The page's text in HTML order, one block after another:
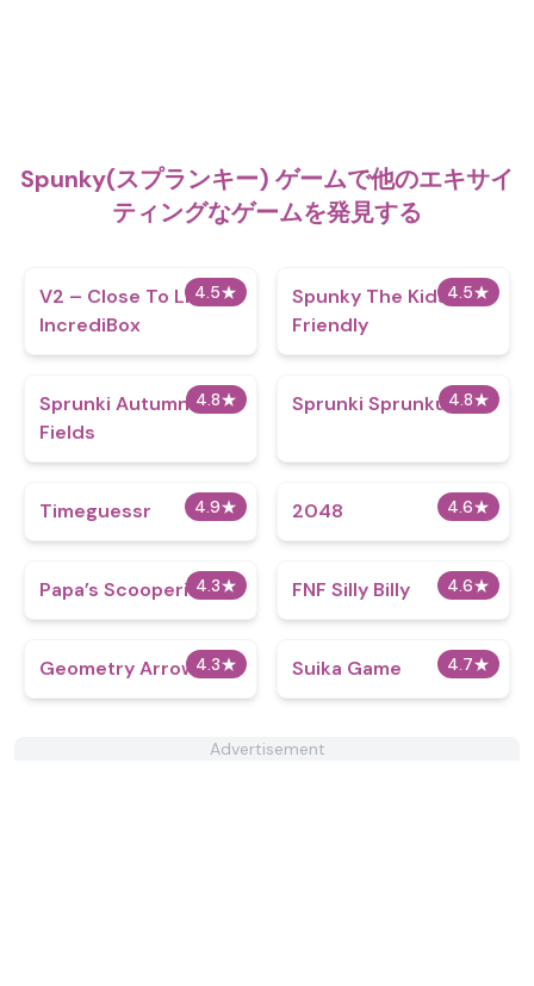
Spunky(スプランキー) ゲームで他のエキサイ
ティングなゲームを発見する
4.5★
V2 – Close To Life
IncrediBox
4.5★
Spunky The Kids Are
Friendly
4.8★
Sprunki Autumn
Fields
4.8★
Sprunki Sprunkus
4.9★
Timeguessr 4.6★
2048
4.3★
​Papa’s Scooperia 4.6★
FNF Silly Billy
4.3★
Geometry Arrow 4.7★
Suika Game
Advertisement